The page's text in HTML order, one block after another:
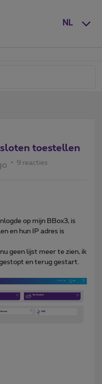
NL
toestellen
9 reacties
op mijn BBox3, is
en hun IP adres is
geen lijst meer te zien, ik
en terug gestart.